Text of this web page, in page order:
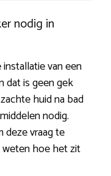
nodig in
van een
dat is geen gek
huid na bad
nodig.
deze vraag te
hoe het zit